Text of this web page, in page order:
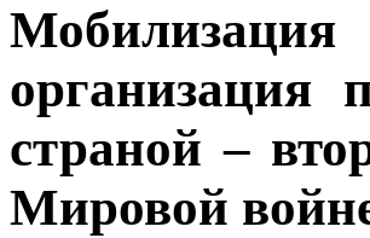
организация
страной –
Мировой